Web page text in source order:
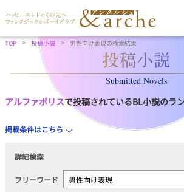
TOP 投稿小説 男性向け表現の検索結果
Submitted Novels
アルファポリスで投稿されているBL小説のラ
掲載条件はこちら
詳細検索
フリーワード